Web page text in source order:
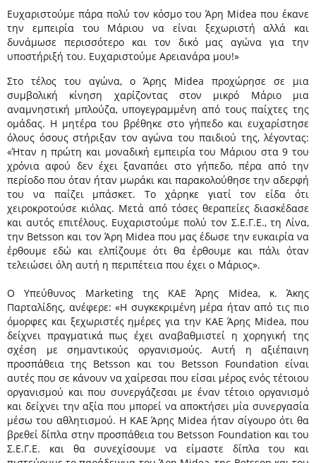
Ευχαριστούμε πάρα πολύ τον κόσμο του Άρη Midea που έκανε
την εμπειρία του Μάριου να είναι ξεχωριστή αλλά και
δυνάμωσε περισσότερο και τον δικό μας αγώνα για την
υποστήριξή του. Ευχαριστούμε Αρειανάρα μου!»
Στο τέλος του αγώνα, ο Άρης Midea προχώρησε σε μια
συμβολική κίνηση χαρίζοντας στον μικρό Μάριο μια
αναμνηστική μπλούζα, υπογεγραμμένη από τους παίχτες της
ομάδας. Η μητέρα του βρέθηκε στο γήπεδο και ευχαρίστησε
όλους όσους στήριξαν τον αγώνα του παιδιού της, λέγοντας:
«Ήταν η πρώτη και μοναδική εμπειρία του Μάριου στα 9 του
χρόνια αφού δεν έχει ξαναπάει στο γήπεδο, πέρα από την
περίοδο που όταν ήταν μωράκι και παρακολούθησε την αδερφή
του να παίζει μπάσκετ. Το χάρηκε γιατί τον είδα ότι
χειροκροτούσε κιόλας. Μετά από τόσες θεραπείες διασκέδασε
και αυτός επιτέλους. Ευχαριστούμε πολύ τον Σ.Ε.Γ.Ε., τη Λίνα,
την Betsson και τον Άρη Midea που μας έδωσε την ευκαιρία να
έρθουμε εδώ και ελπίζουμε ότι θα έρθουμε και πάλι όταν
τελειώσει όλη αυτή η περιπέτεια που έχει ο Μάριος».
Ο Υπεύθυνος Marketing της ΚΑΕ Άρης Midea, κ. Άκης
Παρταλίδης, ανέφερε: «Η συγκεκριμένη μέρα ήταν από τις πιο
όμορφες και ξεχωριστές ημέρες για την ΚΑΕ Άρης Midea, που
δείχνει πραγματικά πως έχει αναβαθμιστεί η χορηγική της
σχέση με σημαντικούς οργανισμούς. Αυτή η αξιέπαινη
προσπάθεια της Betsson και του Betsson Foundation είναι
αυτές που σε κάνουν να χαίρεσαι που είσαι μέρος ενός τέτοιου
οργανισμού και που συνεργάζεσαι με έναν τέτοιο οργανισμό
και δείχνει την αξία που μπορεί να αποκτήσει μία συνεργασία
μέσω του αθλητισμού. Η ΚΑΕ Άρης Midea ήταν σίγουρο ότι θα
βρεθεί δίπλα στην προσπάθεια του Betsson Foundation και του
Σ.Ε.Γ.Ε. και θα συνεχίσουμε να είμαστε δίπλα του και